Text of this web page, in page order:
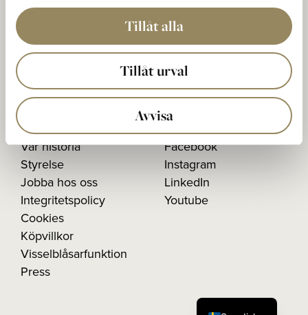
Tillåt alla
Tillåt urval
Avvisa
Postadress:
233 02 BARA, Sweden
Organisationsnummer:
556603-1026
Vår historia
Styrelse
Jobba hos oss
Integritetspolicy
Cookies
Köpvillkor
Visselblåsarfunktion
Press
Facebook
Instagram
LinkedIn
Youtube